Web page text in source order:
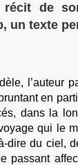
récit de
un texte
l’auteur
en
dans la
qui le
dire du ciel,
passant